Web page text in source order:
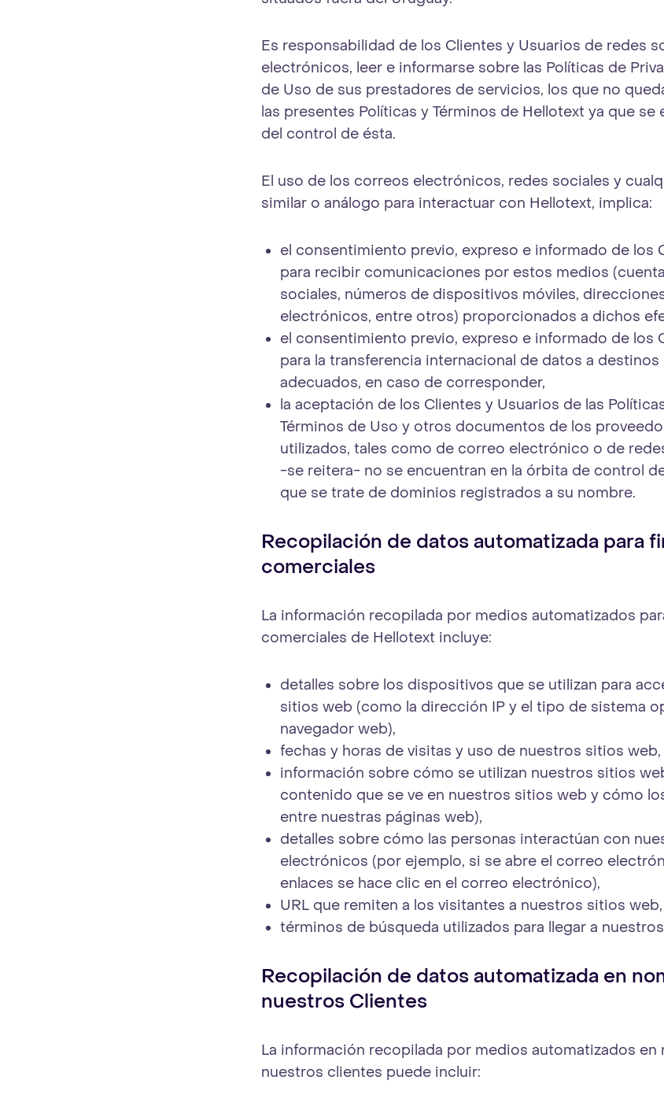
Es responsabilidad de los Clientes y Usuarios de redes
electrónicos, leer e informarse sobre las Políticas de
de Uso de sus prestadores de servicios, los que no
las presentes Políticas y Términos de Hellotext ya que se
del control de ésta.
El uso de los correos electrónicos, redes sociales y
similar o análogo para interactuar con Hellotext, implica:
el consentimiento previo, expreso e informado de los
para recibir comunicaciones por estos medios
sociales, números de dispositivos móviles,
electrónicos, entre otros) proporcionados a dichos
el consentimiento previo, expreso e informado de los
para la transferencia internacional de datos a
adecuados, en caso de corresponder,
la aceptación de los Clientes y Usuarios de las
Términos de Uso y otros documentos de los
utilizados, tales como de correo electrónico o de
-se reitera- no se encuentran en la órbita de control
que se trate de dominios registrados a su nombre.
Recopilación de datos automatizada para
comerciales
La información recopilada por medios automatizados
comerciales de Hellotext incluye:
detalles sobre los dispositivos que se utilizan para
sitios web (como la dirección IP y el tipo de sistema
navegador web),
fechas y horas de visitas y uso de nuestros sitios web,
información sobre cómo se utilizan nuestros sitios
contenido que se ve en nuestros sitios web y cómo
entre nuestras páginas web),
detalles sobre cómo las personas interactúan con
electrónicos (por ejemplo, si se abre el correo
enlaces se hace clic en el correo electrónico),
URL que remiten a los visitantes a nuestros sitios web,
términos de búsqueda utilizados para llegar a
Recopilación de datos automatizada en
nuestros Clientes
La información recopilada por medios automatizados en
nuestros clientes puede incluir: